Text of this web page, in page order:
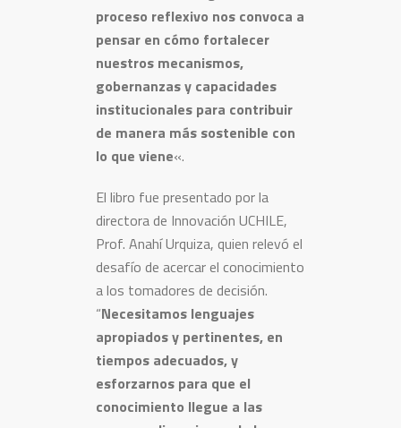
proceso reflexivo nos convoca a
pensar en cómo fortalecer
nuestros mecanismos,
gobernanzas y capacidades
institucionales para contribuir
de manera más sostenible con
lo que viene«.
El libro fue presentado por la
directora de Innovación UCHILE,
Prof. Anahí Urquiza, quien relevó el
desafío de acercar el conocimiento
a los tomadores de decisión.
“Necesitamos lenguajes
apropiados y pertinentes, en
tiempos adecuados, y
esforzarnos para que el
conocimiento llegue a las